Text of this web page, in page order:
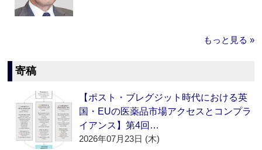
もっと見る »
寄稿
【ポスト・ブレグジット時代における英
国・EUの医薬品市場アクセスとコンプラ
イアンス】第4回…
2026年07月23日 (木)